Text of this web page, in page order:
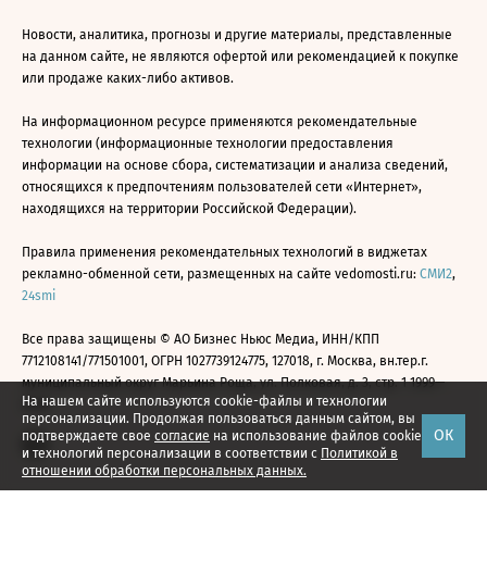
На нашем сайте используются cookie-файлы и технологии
персонализации. Продолжая пользоваться данным сайтом, вы
подтверждаете свое согласие на использование файлов cookie
и технологий персонализации в соответствии с Политикой в
отношении обработки персональных данных.
ОК
Новости, аналитика, прогнозы и другие материалы, представленные
на данном сайте, не являются офертой или рекомендацией к покупке
или продаже каких-либо активов.
На информационном ресурсе применяются рекомендательные
технологии (информационные технологии предоставления
информации на основе сбора, систематизации и анализа сведений,
относящихся к предпочтениям пользователей сети «Интернет»,
находящихся на территории Российской Федерации).
Правила применения рекомендательных технологий в виджетах
рекламно-обменной сети, размещенных на сайте vedomosti.ru: СМИ2,
24smi
Все права защищены © АО Бизнес Ньюс Медиа, ИНН/КПП
7712108141/771501001, ОГРН 1027739124775, 127018, г. Москва, вн.тер.г.
муниципальный округ Марьина Роща, ул. Полковая, д. 3, стр. 1 1999—
2026